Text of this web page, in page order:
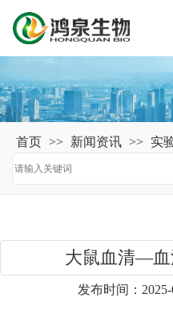
首页 >> 新闻资讯 >> 实
大鼠血清—血
发布时间：